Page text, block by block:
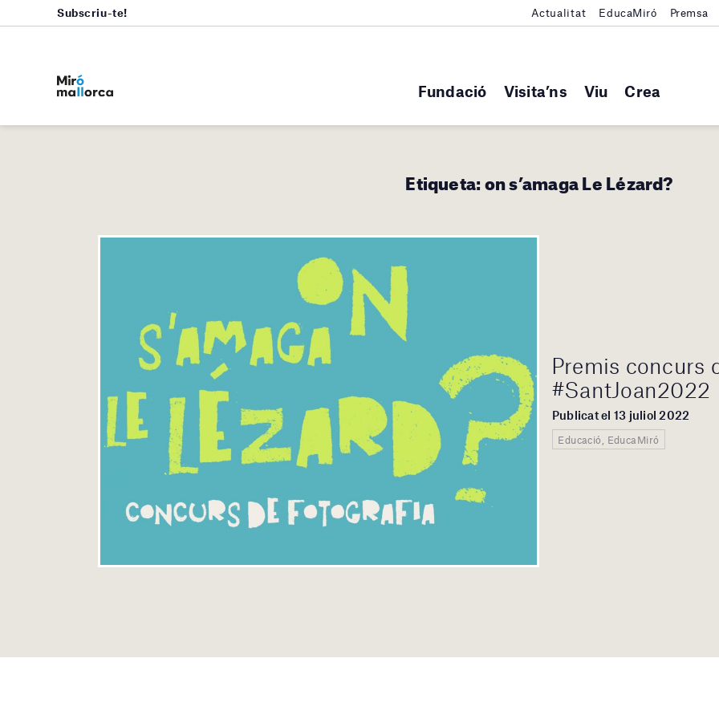
Fundació Visita’ns Viu Crea
Subscriu-te! Actualitat EducaMiró Premsa
Etiqueta:on s’amaga Le Lézard?
Premis concurs
#SantJoan2022
Publicat el 13 juliol 2022
Educació, EducaMiró